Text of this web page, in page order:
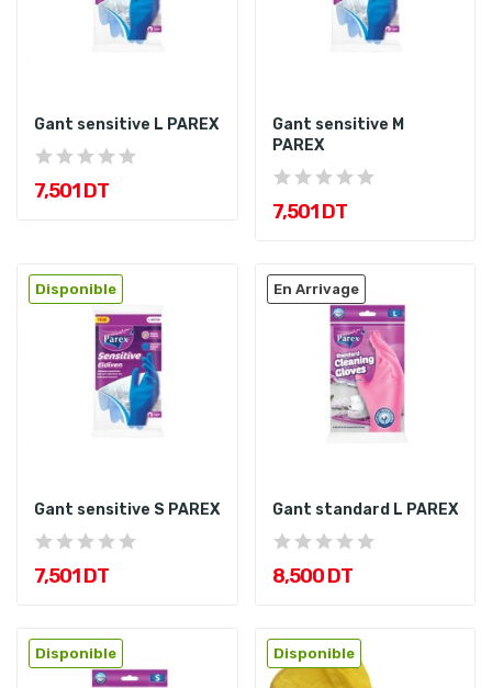
Gant sensitive L PAREX
7,501 DT
Gant sensitive M
PAREX
7,501 DT
Disponible
Gant sensitive S PAREX
7,501 DT
En Arrivage
Gant standard L PAREX
8,500 DT
Disponible Disponible